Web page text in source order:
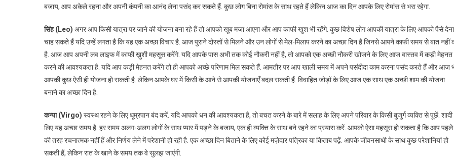
बजाय, आप अकेले रहना और अपनी कंपनी का आनंद लेना पसंद कर सकते हैं. कुछ लोग बिना रोमांस के साथ रहते हैं लेकिन आज का दिन आपके लिए रोमांस से भरा रहेगा.
सिंह (Leo) अगर आप किसी यात्रा पर जाने की योजना बना रहे हैं तो आपको खूब मजा आएगा और आप काफी खुश भी रहेंगे. कुछ विशेष लोग आपकी यात्रा के लिए आपको पैसे देना
चाह सकते हैं यदि उन्हें लगता है कि यह एक अच्छा विचार है. आज पुराने दोस्तों से मिलने और उन लोगों से मेल-मिलाप करने का अच्छा दिन है जिनसे आपने काफी समय से बात नहीं
है. आज आप अपनी लव लाइफ में काफी ख़ुशी महसूस करेंगे. यदि आपके पास अभी तक कोई नौकरी नहीं है, तो आपको एक अच्छी नौकरी खोजने के लिए आज वास्तव में कड़ी मेहनत
करने की आवश्यकता है. यदि आप कड़ी मेहनत करेंगे तो ही आपको अच्छे परिणाम मिल सकते हैं. आमतौर पर आप खाली समय में अपने पसंदीदा काम करना पसंद करते हैं और आज
आपकी कुछ ऐसी ही योजना हो सकती है. लेकिन आपके घर में किसी के आने से आपकी योजनाएँ बदल सकती हैं. विवाहित जोड़ों के लिए आज एक साथ एक अच्छी शाम की योजना
बनाने का अच्छा दिन है.
कन्या (Virgo) स्वस्थ रहने के लिए धूम्रपान बंद करें. यदि आपको धन की आवश्यकता है, तो बचत करने के बारे में सलाह के लिए अपने परिवार के किसी बुजुर्ग व्यक्ति से पूछें.
लिए यह अच्छा समय है. हर समय अलग-अलग लोगों के साथ प्यार में पड़ने के बजाय, एक ही व्यक्ति के साथ बने रहने का प्रयास करें. आपको ऐसा महसूस हो सकता है कि आप पहले
की तरह रचनात्मक नहीं हैं और निर्णय लेने में परेशानी हो रही है. एक अच्छा दिन बिताने के लिए कोई मज़ेदार पत्रिका या किताब पढ़ें. आपके जीवनसाथी के साथ कुछ परेशानियां हो
सकती हैं, लेकिन रात के खाने के समय तक वे सुलझ जाएंगी.